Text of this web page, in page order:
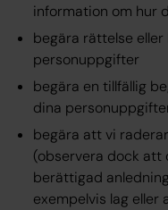
information om hur
begära rättelse
personuppgifter
begära en tillfällig
dina
begära att vi
(observera dock att
berättigad
exempelvis lag eller